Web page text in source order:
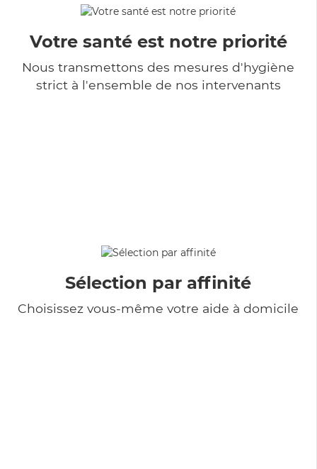
Votre santé est notre priorité
Nous transmettons des mesures d'hygiène
strict à l'ensemble de nos intervenants
Sélection par affinité
Choisissez vous-même votre aide à domicile